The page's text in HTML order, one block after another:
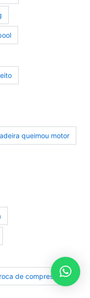
queimou motor
de compressor